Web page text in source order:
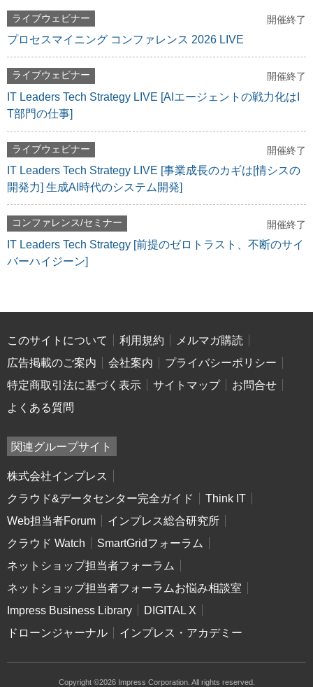
ライブウェビナー 開催終了
プロセスマイニング コンファレンス 2026 LIVE
ライブウェビナー 開催終了
IT Leaders Tech Strategy LIVE [AIエージェントの戦力化はI
T部門の仕事]
ライブウェビナー 開催終了
IT Leaders Tech Strategy LIVE [事業成長のカギは[情シスの
開発力] 生成AI時代のシステム開発]
コンファレンス/セミナー 開催終了
IT Leaders Tech Strategy [前提のゼロトラスト、不断のサイ
バーハイジーン]
このサイトについて 利用規約
メルマガ購読
広告掲載のご案内
会社案内
プライバシーポリシー
特定商取引法に基づく表示
サイトマップ
お問合せ
よくある質問
関連グループサイト
株式会社インプレス
クラウド&データセンター完全ガイド
Think IT
Web担当者Forum
インプレス総合研究所
クラウド Watch
SmartGridフォーラム
ネットショップ担当者フォーラム
ネットショップ担当者フォーラムお悩み相談室
Impress Business Library
DIGITAL X
ドローンジャーナル
インプレス・アカデミー
Copyright ©2026 Impress Corporation. All rights reserved.